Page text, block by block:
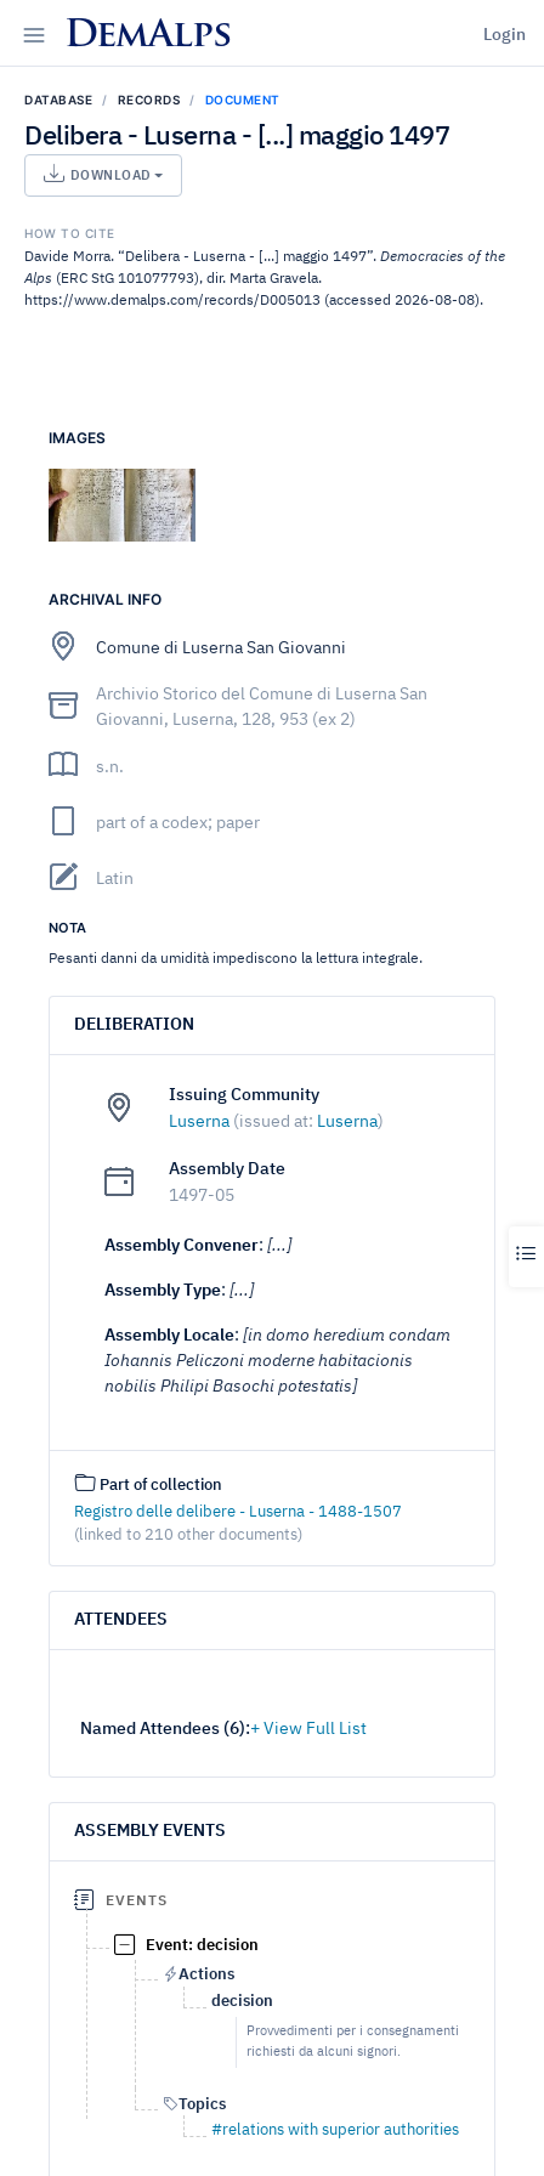
DemAlps Login
DATABASE RECORDS DOCUMENT
Delibera - Luserna - [...] maggio 1497
DOWNLOAD
HOW TO CITE
Davide Morra. “Delibera - Luserna - [...] maggio 1497”. Democracies of the
Alps (ERC StG 101077793), dir. Marta Gravela.
https://www.demalps.com/records/D005013 (accessed 2026-08-08).
IMAGES
ARCHIVAL INFO
Comune di Luserna San Giovanni
Archivio Storico del Comune di Luserna San
Giovanni, Luserna, 128, 953 (ex 2)
s.n.
part of a codex; paper
Latin
NOTA
Pesanti danni da umidità impediscono la lettura integrale.
DELIBERATION
Issuing Community
Luserna (issued at: Luserna)
Assembly Date
1497-05
Assembly Convener: [...]
Assembly Type: [...]
Assembly Locale: [in domo heredium condam
Iohannis Peliczoni moderne habitacionis
nobilis Philipi Basochi potestatis]
Part of collection
Registro delle delibere - Luserna - 1488-1507
(linked to 210 other documents)
ATTENDEES
Named Attendees (6):
ASSEMBLY EVENTS
EVENTS
Event: decision
Actions
decision
Provvedimenti per i consegnamenti
richiesti da alcuni signori.
Topics
#relations with superior authorities